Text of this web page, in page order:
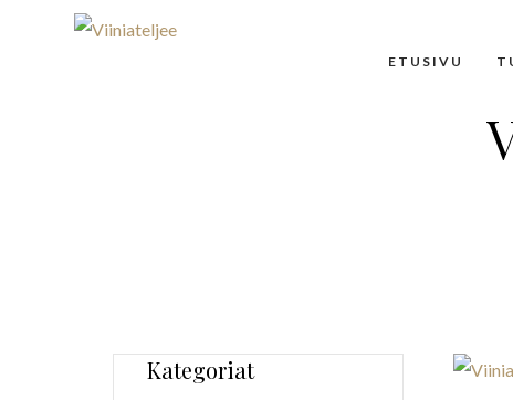
ETUSIVU
Kategoriat